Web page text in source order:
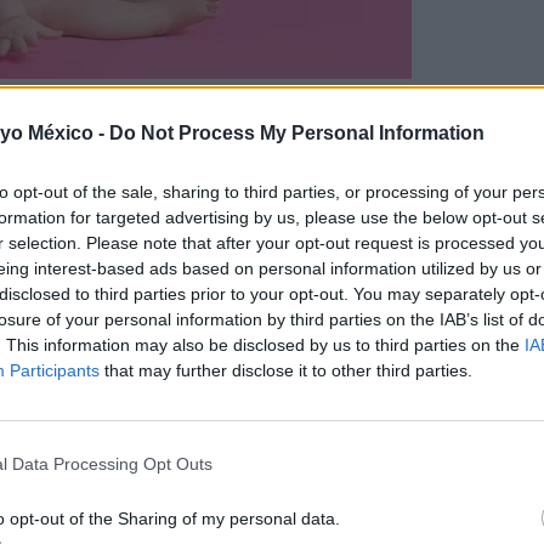
México - Do Not Process My Personal Information
opt-out of the sale, sharing to third parties, or processing of your
for targeted advertising by us, please use the below opt-out
selection. Please note that after your opt-out request is processed
interest-based ads based on personal information utilized by us
to third parties prior to your opt-out. You may separately
of your personal information by third parties on the IAB’s list of
This information may also be disclosed by us to third parties on the
Participants that may further disclose it to other third parties.
Data Processing Opt Outs
opt-out of the Sharing of my personal data.
relacionados con la salud y el bienestar de tu bebé.
respiratorias, hasta el uso de medicamentos, comoel
y expertos, sobre aquellas cuestiones que más te
cuáles son lasenfermedades cromosómicas, cuáles son
niños, o cuáles son lostrastornos más comunes en los
pasosy eldesarrollo de su lenguaje